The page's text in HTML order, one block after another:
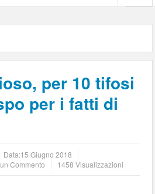
per 10 tifosi
per i fatti di
Data:15 Giugno 2018
Commento 1458 Visualizzazioni